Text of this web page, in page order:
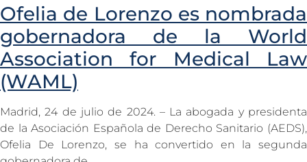
Ofelia de Lorenzo es nombrada
gobernadora de la World
Association for Medical Law
(WAML)
Madrid, 24 de julio de 2024. – La abogada y presidenta
de la Asociación Española de Derecho Sanitario (AEDS),
Ofelia De Lorenzo, se ha convertido en la segunda